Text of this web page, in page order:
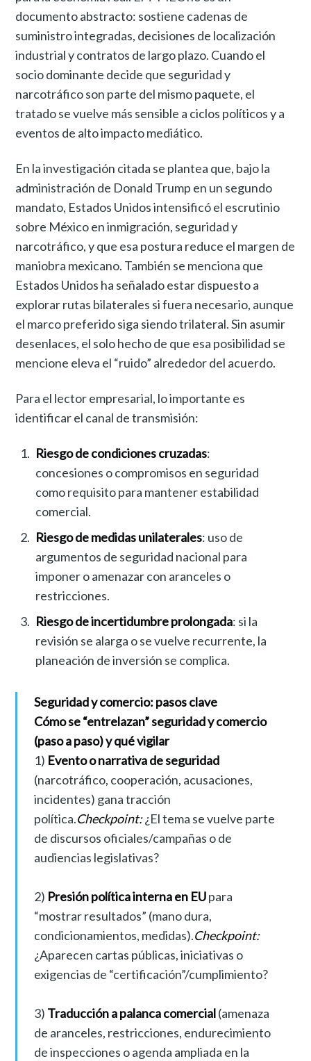
documento abstracto: sostiene cadenas de
suministro integradas, decisiones de localización
industrial y contratos de largo plazo. Cuando el
socio dominante decide que seguridad y
narcotráfico son parte del mismo paquete, el
tratado se vuelve más sensible a ciclos políticos y a
eventos de alto impacto mediático.
En la investigación citada se plantea que, bajo la
administración de Donald Trump en un segundo
mandato, Estados Unidos intensificó el escrutinio
sobre México en inmigración, seguridad y
narcotráfico, y que esa postura reduce el margen de
maniobra mexicano. También se menciona que
Estados Unidos ha señalado estar dispuesto a
explorar rutas bilaterales si fuera necesario, aunque
el marco preferido siga siendo trilateral. Sin asumir
desenlaces, el solo hecho de que esa posibilidad se
mencione eleva el “ruido” alrededor del acuerdo.
Para el lector empresarial, lo importante es
identificar el canal de transmisión:
Riesgo de condiciones cruzadas:
concesiones o compromisos en seguridad
como requisito para mantener estabilidad
comercial.
Riesgo de medidas unilaterales: uso de
argumentos de seguridad nacional para
imponer o amenazar con aranceles o
restricciones.
Riesgo de incertidumbre prolongada: si la
revisión se alarga o se vuelve recurrente, la
planeación de inversión se complica.
Seguridad y comercio: pasos clave
Cómo se “entrelazan” seguridad y comercio
(paso a paso) y qué vigilar
1) Evento o narrativa de seguridad
(narcotráfico, cooperación, acusaciones,
incidentes) gana tracción
política.Checkpoint:¿El tema se vuelve parte
de discursos oficiales/campañas o de
audiencias legislativas?
2) Presión política interna en EUpara
“mostrar resultados” (mano dura,
condicionamientos, medidas).Checkpoint:
¿Aparecen cartas públicas, iniciativas o
exigencias de “certificación”/cumplimiento?
3) Traducción a palanca comercial(amenaza
de aranceles, restricciones, endurecimiento
de inspecciones o agenda ampliada en la